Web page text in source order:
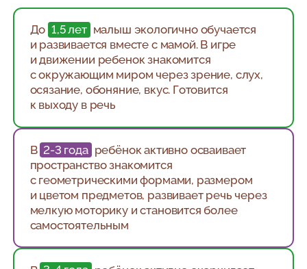
До 1,5 лет малыш экологично обучается
и развивается вместе с мамой. В игре
и движении ребенок знакомится
с окружающим миром через зрение, слух,
осязание, обоняние, вкус. Готовится
к выходу в речь
В 2-3 года ребёнок активно осваивает
пространство знакомится
с геометрическими формами, размером
и цветом предметов, развивает речь через
мелкую моторику и становится более
самостоятельным